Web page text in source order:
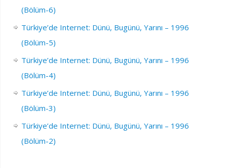
(Bölüm-6)
Türkiye’de Internet: Dünü, Bugünü, Yarını – 1996
(Bölüm-5)
Türkiye’de Internet: Dünü, Bugünü, Yarını – 1996
(Bölüm-4)
Türkiye’de Internet: Dünü, Bugünü, Yarını – 1996
(Bölüm-3)
Türkiye’de Internet: Dünü, Bugünü, Yarını – 1996
(Bölüm-2)